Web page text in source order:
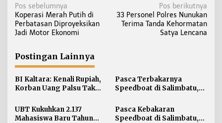
N
a
v
g
a
s
i
o
Pos sebelumnya
Koperasi Merah Putih di
Perbatasan Diproyeksikan
Jadi Motor Ekonomi
Pos berikutnya
33 Personel Polres Nunukan
Terima Tanda Kehormatan
Satya Lencana
Postingan Lainnya
BI Kaltara: Kenali Rupiah,
Korban Uang Palsu Tak
Pasca Terbakarnya
Speedboat di Salimbatu,
Pengawasan dan Edukasi
Awak Kapal
UBT Kukuhkan 2.137
Mahasiswa Baru Tahun
Pasca Kebakaran
Speedboat di Salimbatu,